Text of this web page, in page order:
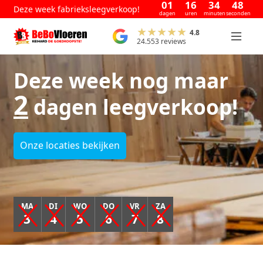
Deze week fabrieksleegverkoop! 01
dagen
16
uren
34
minuten
48
seconden
4.8
24.553 reviews
Deze week nog maar
2dagen leegverkoop!
Onze locaties bekijken
MA
3
DI
4
WO
5
DO
6
VR
7
ZA
8